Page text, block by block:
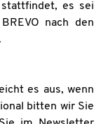
es sei
nach den
es aus, wenn
bitten wir Sie